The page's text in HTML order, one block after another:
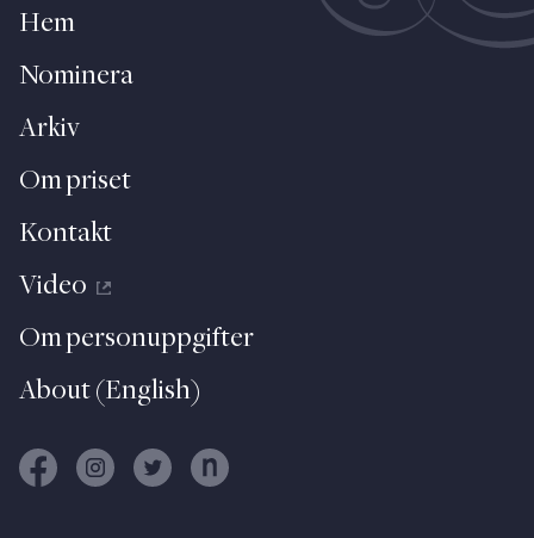
Hem
Nominera
Arkiv
Om priset
Kontakt
Video
Om personuppgifter
About (English)